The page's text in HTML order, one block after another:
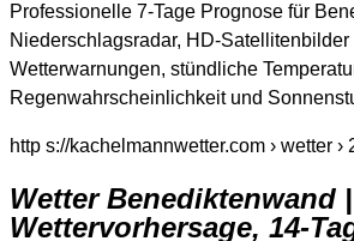
Professionelle 7-Tage Prognose für
Niederschlagsradar, HD-
Wetterwarnungen, stündliche
Regenwahrscheinlichkeit und
http s://kachelmannwetter.com › wetter
Wetter Benediktenwand |
Wettervorhersage, 14-